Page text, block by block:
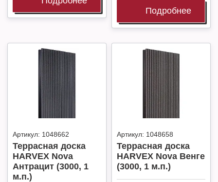
Подробнее
Артикул: 1048662
Террасная доска
HARVEX Nova
Антрацит (3000, 1
м.п.)
Артикул: 1048658
Террасная доска
HARVEX Nova Венге
(3000, 1 м.п.)